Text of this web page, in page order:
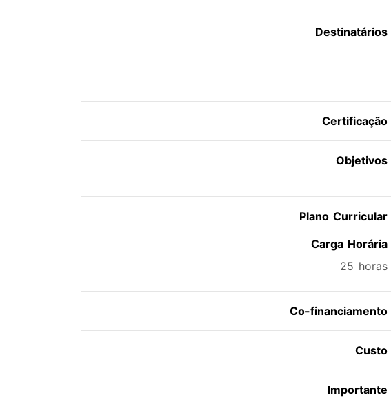
Destinatários
Certificação
Objetivos
Plano Curricular
Carga Horária
25 horas
Co-financiamento
Custo
Importante